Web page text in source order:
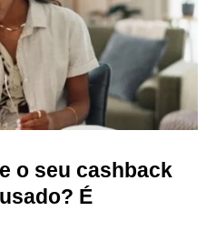
o seu cashback
É